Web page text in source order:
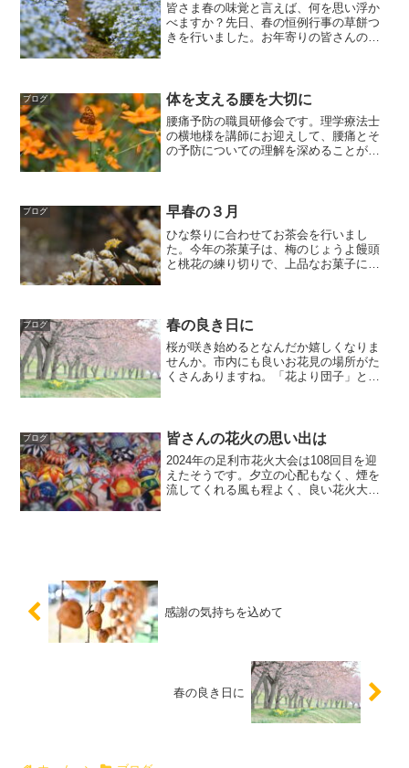
皆さま春の味覚と言えば、何を思い浮か
べますか？先日、春の恒例行事の草餅つ
きを行いました。お年寄りの皆さんの掛
ブログ 体を支える腰を大切に
腰痛予防の職員研修会です。理学療法士
の横地様を講師にお迎えして、腰痛とそ
の予防についての理解を深めることがで
ブログ 早春の３月
ひな祭りに合わせてお茶会を行いまし
た。今年の茶菓子は、梅のじょうよ饅頭
と桃花の練り切りで、上品なお菓子に目
すね。３月生まれの方は芽吹...
ブログ 春の良き日に
桜が咲き始めるとなんだか嬉しくなりま
せんか。市内にも良いお花見の場所がた
くさんありますね。「花より団子」とい
員も来てくれましたので、...
ブログ 皆さんの花火の思い出は
2024年の足利市花火大会は108回目を迎
えたそうです。夕立の心配もなく、煙を
流してくれる風も程よく、良い花火大会
感謝の気持ちを込めて
春の良き日に